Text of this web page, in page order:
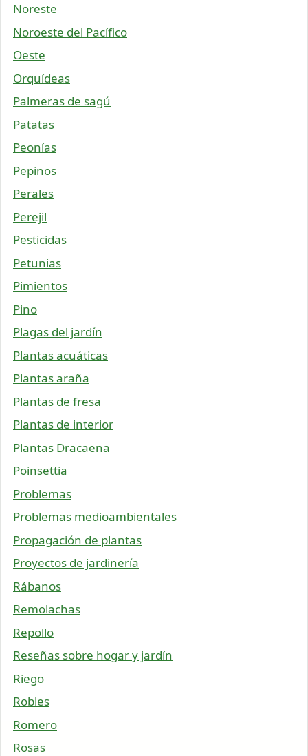
Noreste
Noroeste del Pacífico
Oeste
Orquídeas
Palmeras de sagú
Patatas
Peonías
Pepinos
Perales
Perejil
Pesticidas
Petunias
Pimientos
Pino
Plagas del jardín
Plantas acuáticas
Plantas araña
Plantas de fresa
Plantas de interior
Plantas Dracaena
Poinsettia
Problemas
Problemas medioambientales
Propagación de plantas
Proyectos de jardinería
Rábanos
Remolachas
Repollo
Reseñas sobre hogar y jardín
Riego
Robles
Romero
Rosas